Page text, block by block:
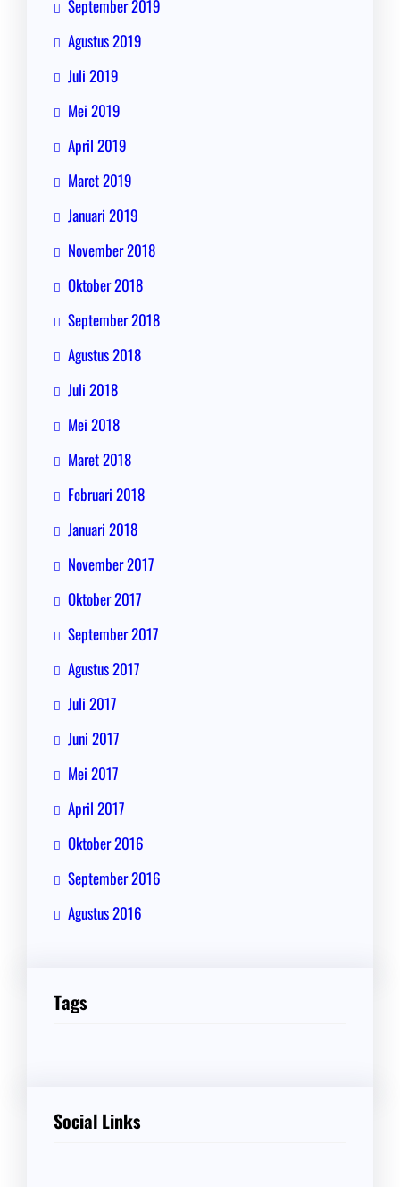
September 2019
Agustus 2019
Juli 2019
Mei 2019
April 2019
Maret 2019
Januari 2019
November 2018
Oktober 2018
September 2018
Agustus 2018
Juli 2018
Mei 2018
Maret 2018
Februari 2018
Januari 2018
November 2017
Oktober 2017
September 2017
Agustus 2017
Juli 2017
Juni 2017
Mei 2017
April 2017
Oktober 2016
September 2016
Agustus 2016
Tags
Social Links